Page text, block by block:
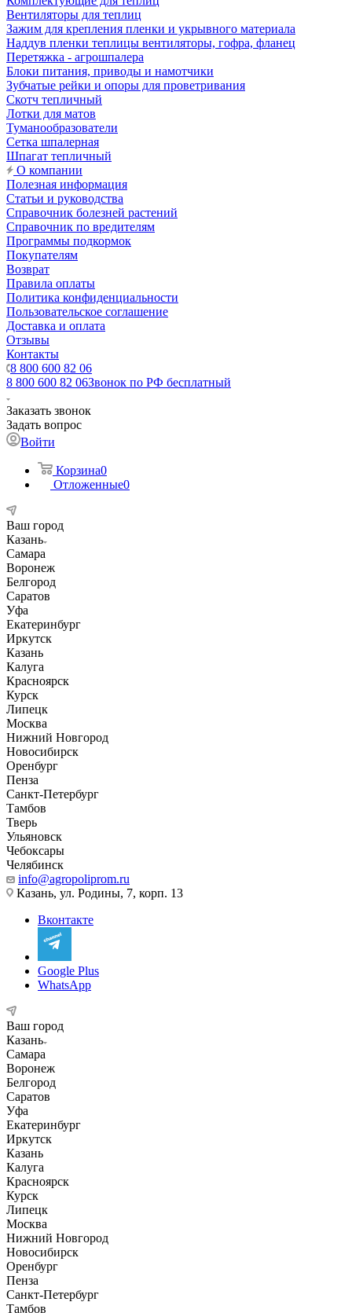
Вентиляторы для теплиц
Зажим для крепления пленки и укрывного материала
Наддув пленки теплицы вентиляторы, гофра, фланец
Перетяжка - агрошпалера
Блоки питания, приводы и намотчики
Зубчатые рейки и опоры для проветривания
Скотч тепличный
Лотки для матов
Туманообразователи
Сетка шпалерная
Шпагат тепличный
О компании
Полезная информация
Статьи и руководства
Справочник болезней растений
Справочник по вредителям
Программы подкормок
Покупателям
Возврат
Правила оплаты
Политика конфиденциальности
Пользовательское соглашение
Доставка и оплата
Отзывы
Контакты
8 800 600 82 06
8 800 600 82 06Звонок по РФ бесплатный
Заказать звонок
Задать вопрос
Войти
Корзина0
Отложенные0
Ваш город
Казань
Самара
Воронеж
Белгород
Саратов
Уфа
Екатеринбург
Иркутск
Казань
Калуга
Красноярск
Курск
Липецк
Москва
Нижний Новгород
Новосибирск
Оренбург
Пенза
Санкт-Петербург
Тамбов
Тверь
Ульяновск
Чебоксары
Челябинск
info@agropoliprom.ru
Казань, ул. Родины, 7, корп. 13
Вконтакте
Google Plus
WhatsApp
Ваш город
Казань
Самара
Воронеж
Белгород
Саратов
Уфа
Екатеринбург
Иркутск
Казань
Калуга
Красноярск
Курск
Липецк
Москва
Нижний Новгород
Новосибирск
Оренбург
Пенза
Санкт-Петербург
Тамбов